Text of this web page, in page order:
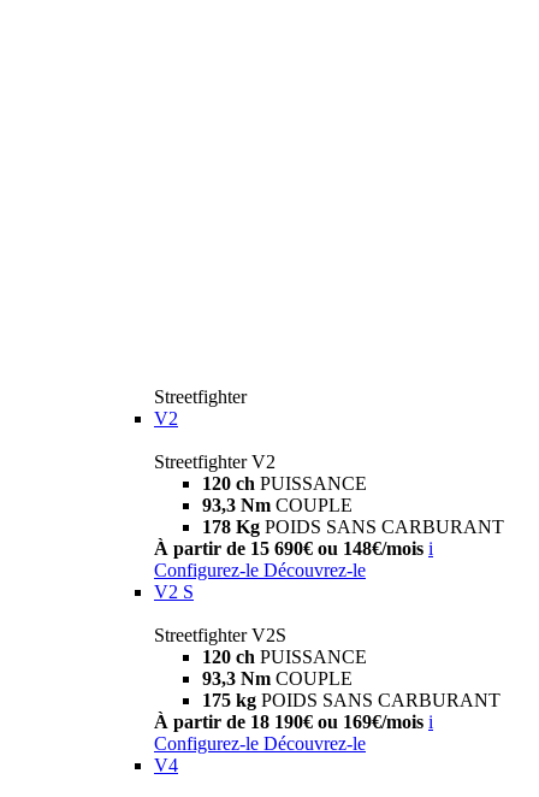
Streetfighter
V2
Streetfighter V2
120 ch PUISSANCE
93,3 Nm COUPLE
178 Kg POIDS SANS CARBURANT
À partir de 15 690€ ou 148€/mois i
Configurez-le Découvrez-le
V2 S
Streetfighter V2S
120 ch PUISSANCE
93,3 Nm COUPLE
175 kg POIDS SANS CARBURANT
À partir de 18 190€ ou 169€/mois i
Configurez-le Découvrez-le
V4